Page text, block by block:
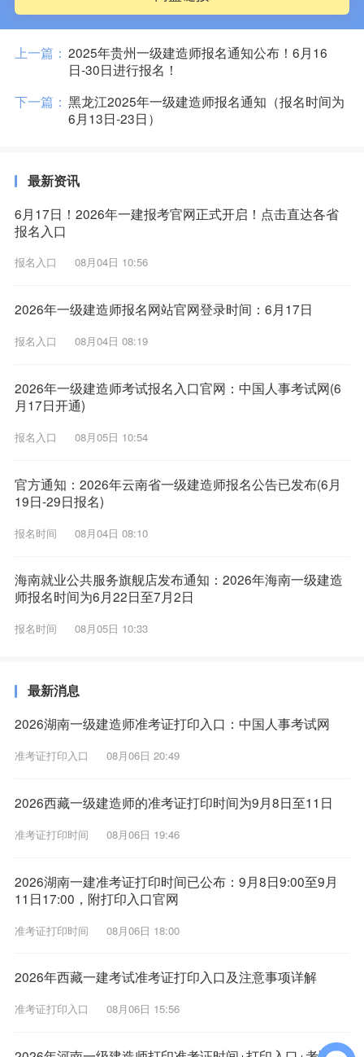
上一篇： 2025年贵州一级建造师报名通知公布！6月16
日-30日进行报名！
下一篇： 黑龙江2025年一级建造师报名通知（报名时间为
6月13日-23日）
最新资讯
6月17日！2026年一建报考官网正式开启！点击直达各省
报名入口
报名入口 08月04日 10:56
2026年一级建造师报名网站官网登录时间：6月17日
报名入口 08月04日 08:19
2026年一级建造师考试报名入口官网：中国人事考试网(6
月17日开通)
报名入口 08月05日 10:54
官方通知：2026年云南省一级建造师报名公告已发布(6月
19日-29日报名)
报名时间 08月04日 08:10
海南就业公共服务旗舰店发布通知：2026年海南一级建造
师报名时间为6月22日至7月2日
报名时间 08月05日 10:33
最新消息
2026湖南一级建造师准考证打印入口：中国人事考试网
准考证打印入口 08月06日 20:49
2026西藏一级建造师的准考证打印时间为9月8日至11日
准考证打印时间 08月06日 19:46
2026湖南一建准考证打印时间已公布：9月8日9:00至9月
11日17:00，附打印入口官网
准考证打印时间 08月06日 18:00
2026年西藏一建考试准考证打印入口及注意事项详解
准考证打印入口 08月06日 15:56